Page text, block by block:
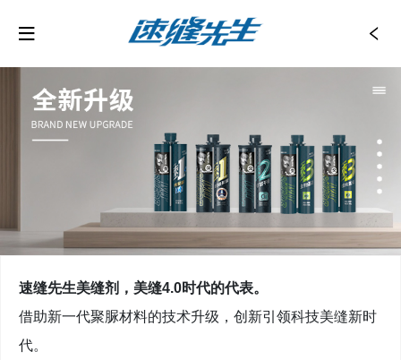
‌速缝先生美缝剂，美缝4.0时代的代表。
借助新一代聚脲材料的技术升级，创新引领科技美缝新时
代。